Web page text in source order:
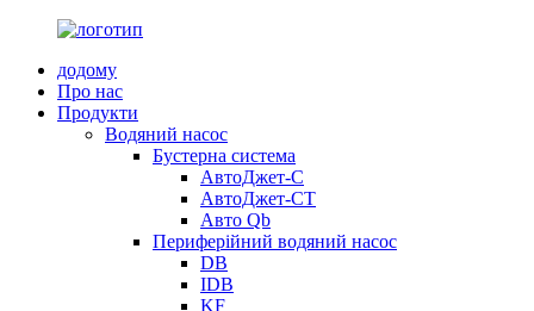
додому
Про нас
Продукти
Водяний насос
Бустерна система
АвтоДжет-С
АвтоДжет-СТ
Авто Qb
Периферійний водяний насос
DB
IDB
KF